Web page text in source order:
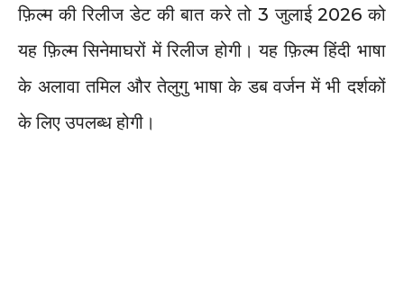
फ़िल्म की रिलीज डेट की बात करे तो 3 जुलाई 2026 को
यह फ़िल्म सिनेमाघरों में रिलीज होगी। यह फ़िल्म हिंदी भाषा
के अलावा तमिल और तेलुगु भाषा के डब वर्जन में भी दर्शकों
के लिए उपलब्ध होगी।